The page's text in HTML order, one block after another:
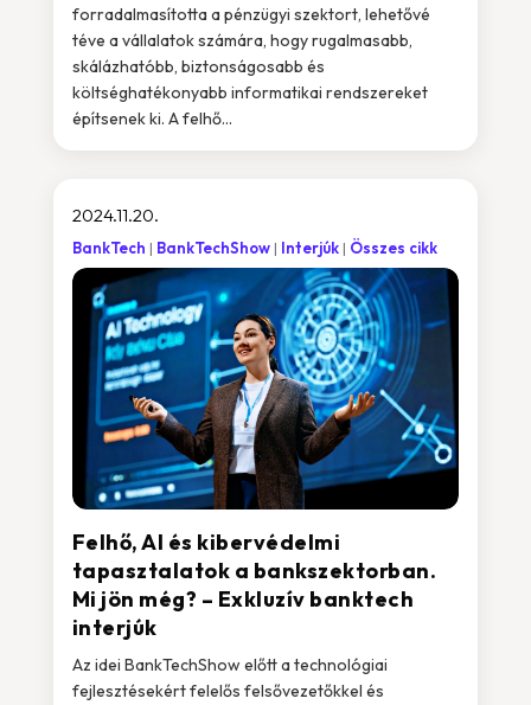
forradalmasította a pénzügyi szektort, lehetővé
téve a vállalatok számára, hogy rugalmasabb,
skálázhatóbb, biztonságosabb és
költséghatékonyabb informatikai rendszereket
építsenek ki. A felhő...
Felhő, AI és kibervédelmi
tapasztalatok a bankszektorban.
Mi jön még? – Exkluzív banktech
interjúk
2024.11.20.
BankTech BankTechShow Interjúk Összes cikk
Az idei BankTechShow előtt a technológiai
fejlesztésekért felelős felsővezetőkkel és